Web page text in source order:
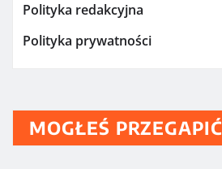
Polityka redakcyjna
Polityka prywatności
MOGŁEŚ PRZEGAPIĆ